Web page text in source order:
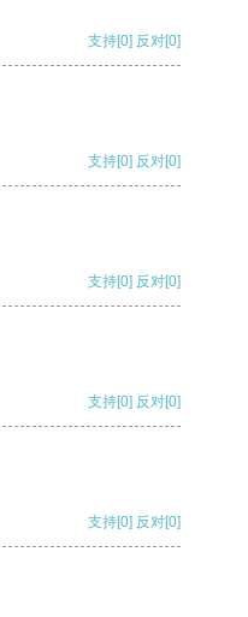
支持[0] 反对[0]
支持[0] 反对[0]
支持[0] 反对[0]
支持[0] 反对[0]
支持[0] 反对[0]